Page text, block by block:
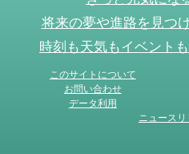
将来の夢や進路を見つ
時刻も天気もイベント
このサイトについて
お問い合わせ
データ利用
ニュースリ